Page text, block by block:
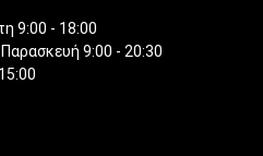
9:00 - 18:00
9:00 - 20:30